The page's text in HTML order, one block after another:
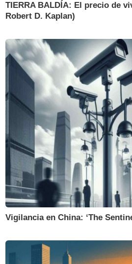
TIERRA BALDÍA: El precio de
Robert D. Kaplan)
Vigilancia en China: ‘The